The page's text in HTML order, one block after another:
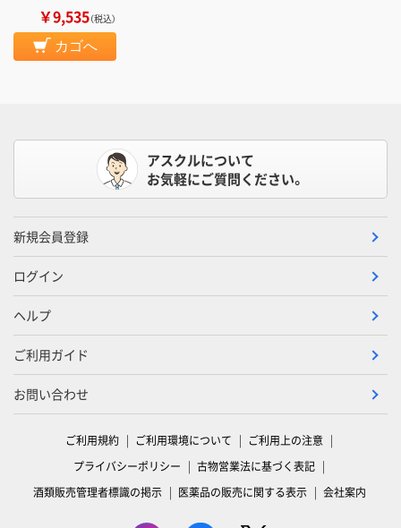
￥9,535（税込）
カゴへ
アスクルについて
お気軽にご質問ください。
新規会員登録
ログイン
ヘルプ
ご利用ガイド
お問い合わせ
ご利用規約 ご利用環境について
ご利用上の注意
プライバシーポリシー
古物営業法に基づく表記
酒類販売管理者標識の掲示
医薬品の販売に関する表示 会社案内